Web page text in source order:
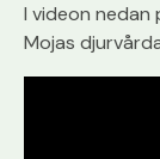
I videon nedan
Mojas